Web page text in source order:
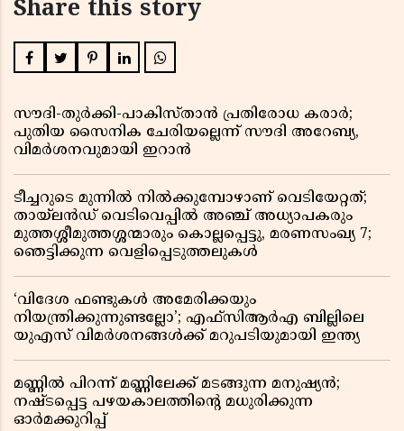
Share this story
സൗദി-തുർക്കി-പാകിസ്താൻ പ്രതിരോധ കരാർ;
പുതിയ സൈനിക ചേരിയല്ലെന്ന് സൗദി അറേബ്യ,
വിമർശനവുമായി ഇറാൻ
ടീച്ചറുടെ മുന്നിൽ നിൽക്കുമ്പോഴാണ് വെടിയേറ്റത്;
തായ്‌ലൻഡ് വെടിവെപ്പിൽ അഞ്ച് അധ്യാപകരും
മുത്തശ്ശീമുത്തശ്ശന്മാരും കൊല്ലപ്പെട്ടു, മരണസംഖ്യ 7;
ഞെട്ടിക്കുന്ന വെളിപ്പെടുത്തലുകൾ
‘വിദേശ ഫണ്ടുകൾ അമേരിക്കയും
നിയന്ത്രിക്കുന്നുണ്ടല്ലോ’; എഫ്സിആർഎ ബില്ലിലെ
യുഎസ് വിമർശനങ്ങൾക്ക് മറുപടിയുമായി ഇന്ത്യ
മണ്ണിൽ പിറന്ന് മണ്ണിലേക്ക് മടങ്ങുന്ന മനുഷ്യൻ;
നഷ്ടപ്പെട്ട പഴയകാലത്തിൻ്റെ മധുരിക്കുന്ന
ഓർമക്കുറിപ്പ്